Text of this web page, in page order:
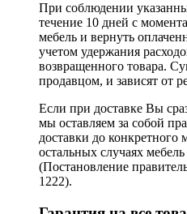
При соблюдении
течение 10 дней с
мебель и вернуть
учетом удержания
возвращенного товара.
продавцом, и зависят от
Если при доставке Вы
мы оставляем за собой
доставки до конкретного
остальных случаях
(Постановление
1222).